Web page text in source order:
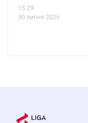
15.29
30 липня 2026